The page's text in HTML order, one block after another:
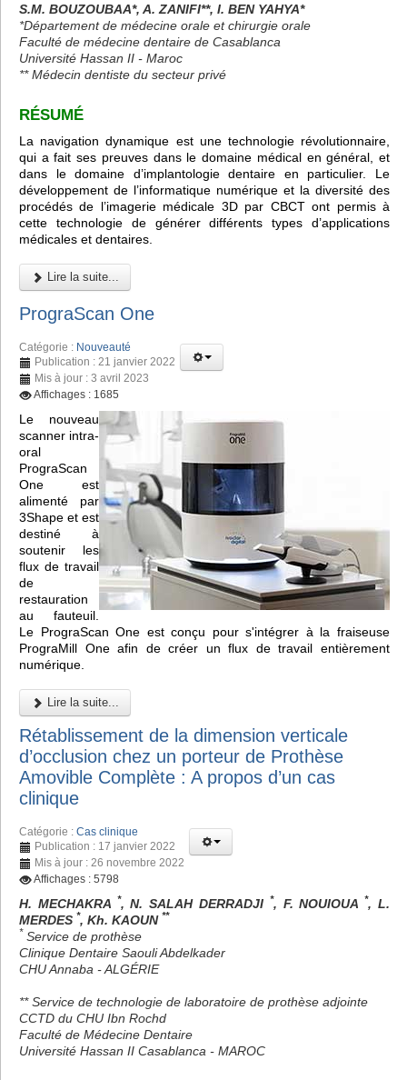
S.M. BOUZOUBAA*, A. ZANIFI**, I. BEN YAHYA*
*Département de médecine orale et chirurgie orale
Faculté de médecine dentaire de Casablanca
Université Hassan II - Maroc
** Médecin dentiste du secteur privé
RÉSUMÉ
La navigation dynamique est une technologie révolutionnaire,
qui a fait ses preuves dans le domaine médical en général, et
dans le domaine d’implantologie dentaire en particulier. Le
développement de l’informatique numérique et la diversité des
procédés de l’imagerie médicale 3D par CBCT ont permis à
cette technologie de générer différents types d’applications
médicales et dentaires.
Lire la suite...
PrograScan One
Catégorie : Nouveauté
Publication : 21 janvier 2022
Mis à jour : 3 avril 2023
Affichages : 1685
Le nouveau
scanner intra-
oral
PrograScan
One est
alimenté par
3Shape et est
destiné à
soutenir les
flux de travail
de
restauration
au fauteuil.
Le PrograScan One est conçu pour s'intégrer à la fraiseuse
PrograMill One afin de créer un flux de travail entièrement
numérique.
Lire la suite...
Rétablissement de la dimension verticale
d’occlusion chez un porteur de Prothèse
Amovible Complète : A propos d’un cas
clinique
Catégorie : Cas clinique
Publication : 17 janvier 2022
Mis à jour : 26 novembre 2022
Affichages : 5798
H. MECHAKRA *, N. SALAH DERRADJI *, F. NOUIOUA *, L.
MERDES *, Kh. KAOUN **
* Service de prothèse
Clinique Dentaire Saouli Abdelkader
CHU Annaba - ALGÉRIE
** Service de technologie de laboratoire de prothèse adjointe
CCTD du CHU Ibn Rochd
Faculté de Médecine Dentaire
Université Hassan II Casablanca - MAROC